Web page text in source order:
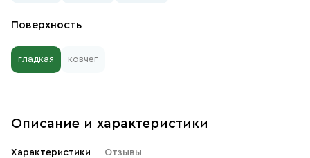
Поверхность
гладкая ковчег
Описание и характеристики
Характеристики Отзывы